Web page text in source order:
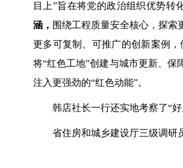
目上”旨在将党的政治组织优势转
涵， 围绕工程质量安全核心，探
更多可复制、可推广的创新案例
将“红色工地”创建与城市更新、
注入更强劲的“红色动能”。
韩店社长一行还实地考察了“
省住房和城乡建设厅三级调研